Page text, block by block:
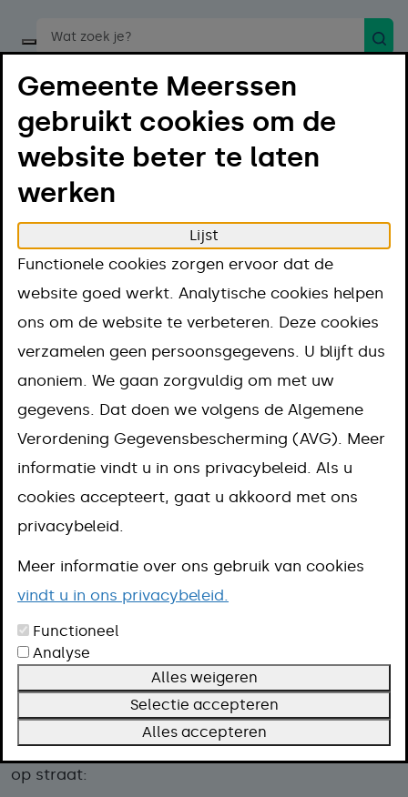
Start een spraakopdracht
Menu
Home Regelen
Vergunningen en regels
Ontheffing
Optreden op straat
Optreden op
straat
U heeft toestemming van de gemeente
nodig om op straat op te treden als
straatartiest.
Aanpak
Zo vraagt u om toestemming voor het optreden
op straat:
Gemeente Meerssen
gebruikt cookies om de
website beter te laten
werken
Lijst
Functionele cookies zorgen ervoor dat de
website goed werkt. Analytische cookies helpen
ons om de website te verbeteren. Deze cookies
verzamelen geen persoonsgegevens. U blijft dus
anoniem. We gaan zorgvuldig om met uw
gegevens. Dat doen we volgens de Algemene
Verordening Gegevensbescherming (AVG). Meer
informatie vindt u in ons privacybeleid. Als u
cookies accepteert, gaat u akkoord met ons
privacybeleid.
Meer informatie over ons gebruik van cookies
vindt u in ons privacybeleid.
Functioneel
Analyse
Alles weigeren
Selectie accepteren
Alles accepteren